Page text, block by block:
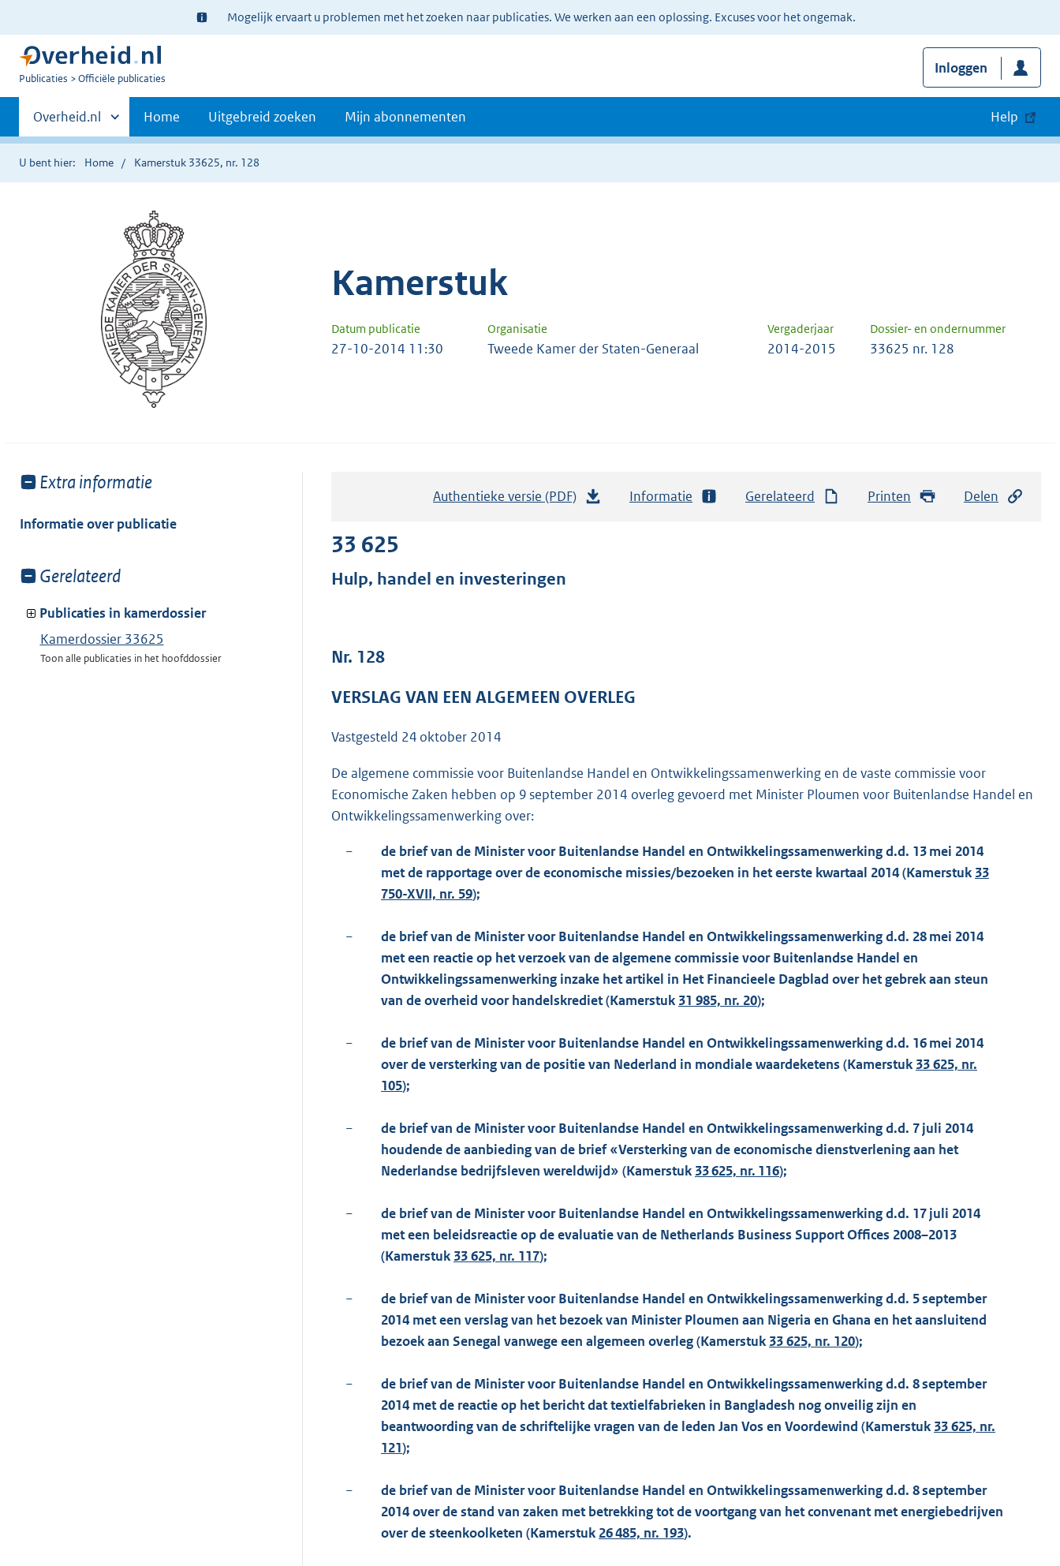
Ter
informatie:
Mogelijk ervaart u problemen met het zoeken naar publicaties. We werken aan een oplossing. Excuses voor het ongemak.
U
Publicaties Officiële publicaties
Inloggen
Primaire
navigatie
Andere
sites
binnen
Overheid.nl Home Uitgebreid zoeken Mijn abonnementen Help
U bent hier: Home Kamerstuk 33625, nr. 128
Kamerstuk
Datum publicatie Organisatie Vergaderjaar Dossier- en ondernummer
27-10-2014 11:30 Tweede Kamer der Staten-Generaal 2014-2015 33625 nr. 128
Toon
van:
Extra informatie
Informatie over publicatie
Toon
van:
Gerelateerd
Publicaties in kamerdossier
Kamerdossier 33625
Toon alle publicaties in het hoofddossier
Authentieke versie (PDF)
r
t
e
2
0
Informatie Gerelateerd Printen Delen
33 625
Hulp, handel en investeringen
Nr. 128
VERSLAG VAN EEN ALGEMEEN OVERLEG
Vastgesteld 24 oktober 2014
De algemene commissie voor Buitenlandse Handel en Ontwikkelingssamenwerking en de vaste commissie voor
Economische Zaken hebben op 9 september 2014 overleg gevoerd met Minister Ploumen voor Buitenlandse Handel en
Ontwikkelingssamenwerking over:
−
de brief van de Minister voor Buitenlandse Handel en Ontwikkelingssamenwerking d.d. 13 mei 2014
met de rapportage over de economische missies/bezoeken in het eerste kwartaal 2014 (Kamerstuk 33
750-XVII, nr. 59);
−
de brief van de Minister voor Buitenlandse Handel en Ontwikkelingssamenwerking d.d. 28 mei 2014
met een reactie op het verzoek van de algemene commissie voor Buitenlandse Handel en
Ontwikkelingssamenwerking inzake het artikel in Het Financieele Dagblad over het gebrek aan steun
van de overheid voor handelskrediet (Kamerstuk 31 985, nr. 20);
−
de brief van de Minister voor Buitenlandse Handel en Ontwikkelingssamenwerking d.d. 16 mei 2014
over de versterking van de positie van Nederland in mondiale waardeketens (Kamerstuk 33 625, nr.
105);
−
de brief van de Minister voor Buitenlandse Handel en Ontwikkelingssamenwerking d.d. 7 juli 2014
houdende de aanbieding van de brief «Versterking van de economische dienstverlening aan het
Nederlandse bedrijfsleven wereldwijd» (Kamerstuk 33 625, nr. 116);
−
de brief van de Minister voor Buitenlandse Handel en Ontwikkelingssamenwerking d.d. 17 juli 2014
met een beleidsreactie op de evaluatie van de Netherlands Business Support Offices 2008–2013
(Kamerstuk 33 625, nr. 117);
−
de brief van de Minister voor Buitenlandse Handel en Ontwikkelingssamenwerking d.d. 5 september
2014 met een verslag van het bezoek van Minister Ploumen aan Nigeria en Ghana en het aansluitend
bezoek aan Senegal vanwege een algemeen overleg (Kamerstuk 33 625, nr. 120);
−
de brief van de Minister voor Buitenlandse Handel en Ontwikkelingssamenwerking d.d. 8 september
2014 met de reactie op het bericht dat textielfabrieken in Bangladesh nog onveilig zijn en
beantwoording van de schriftelijke vragen van de leden Jan Vos en Voordewind (Kamerstuk 33 625, nr.
121);
−
de brief van de Minister voor Buitenlandse Handel en Ontwikkelingssamenwerking d.d. 8 september
2014 over de stand van zaken met betrekking tot de voortgang van het convenant met energiebedrijven
over de steenkoolketen (Kamerstuk 26 485, nr. 193).